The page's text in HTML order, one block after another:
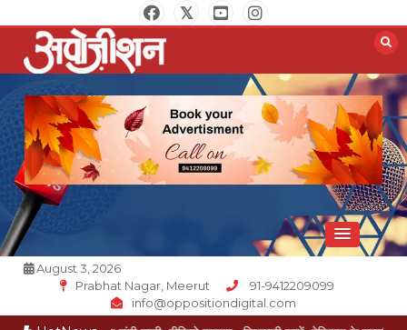
to
content
Opposition Digital
August 3, 2026
Prabhat Nagar, Meerut
91-9412209099
info@oppositiondigital.com